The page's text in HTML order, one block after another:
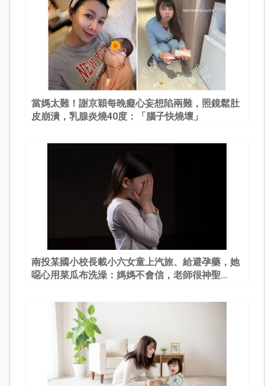
當媽太難！謝京穎每晚癡心妄想陷兩難，照鏡鬆肚
皮崩潰，乳腺炎燒40度：「腦子快燒壞」
南投某國小校長載小六女童上汽旅、給避孕藥，她
噁心用菜瓜布洗澡：媽媽不會信，老師很神聖…